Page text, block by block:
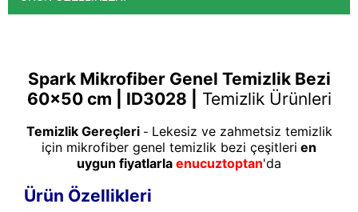
Spark Mikrofiber Genel Temizlik Bezi
60x50 cm | ID3028 |
Temizlik Ürünleri
Temizlik Gereçleri - Lekesiz ve zahmetsiz temizlik
için mikrofiber genel temizlik bezi çeşitleri en
uygun fiyatlarla enucuztoptan'da
Ürün Özellikleri